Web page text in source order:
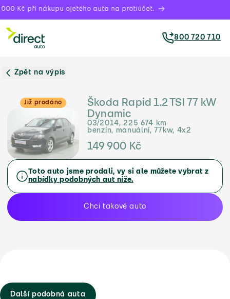
Kč při nákupu ojetého auta na protiúčet.
800 720 710
Zpět na výpis
Již prodáno
Škoda Rapid 1.2 TSI 77 kW
Dynamic
03/2014, 225 674 km
benzín, manuální, 77kw, 4x2
149 900 Kč
Toto auto jsme prodali, vy si ale můžete vybrat z
nabídky podobných aut níže.
Chci takové auto
Další podobná auta